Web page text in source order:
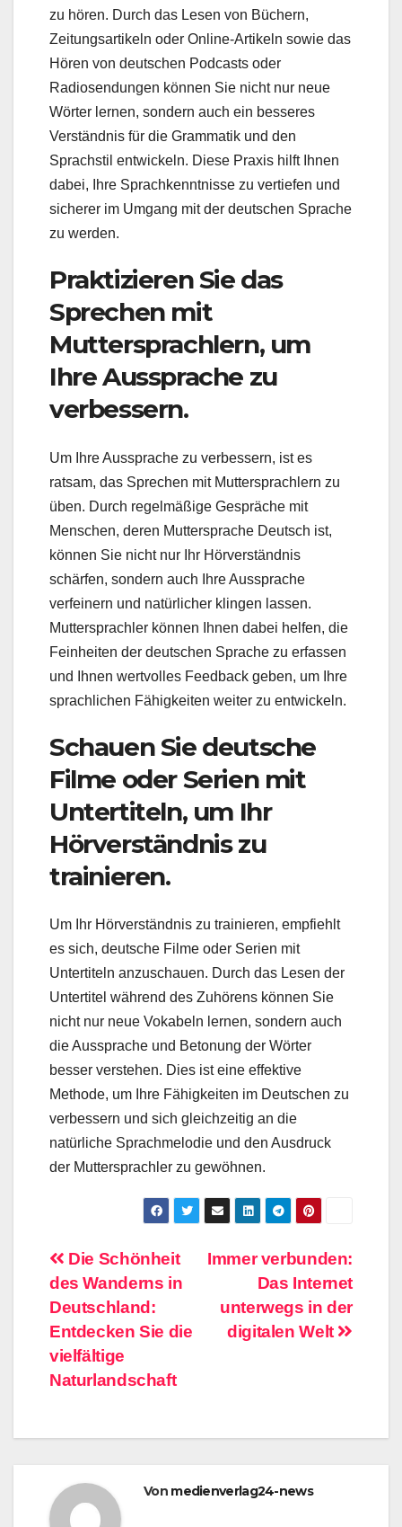
zu hören. Durch das Lesen von Büchern,
Zeitungsartikeln oder Online-Artikeln sowie das
Hören von deutschen Podcasts oder
Radiosendungen können Sie nicht nur neue
Wörter lernen, sondern auch ein besseres
Verständnis für die Grammatik und den
Sprachstil entwickeln. Diese Praxis hilft Ihnen
dabei, Ihre Sprachkenntnisse zu vertiefen und
sicherer im Umgang mit der deutschen Sprache
zu werden.
Praktizieren Sie das
Sprechen mit
Muttersprachlern, um
Ihre Aussprache zu
verbessern.
Um Ihre Aussprache zu verbessern, ist es
ratsam, das Sprechen mit Muttersprachlern zu
üben. Durch regelmäßige Gespräche mit
Menschen, deren Muttersprache Deutsch ist,
können Sie nicht nur Ihr Hörverständnis
schärfen, sondern auch Ihre Aussprache
verfeinern und natürlicher klingen lassen.
Muttersprachler können Ihnen dabei helfen, die
Feinheiten der deutschen Sprache zu erfassen
und Ihnen wertvolles Feedback geben, um Ihre
sprachlichen Fähigkeiten weiter zu entwickeln.
Schauen Sie deutsche
Filme oder Serien mit
Untertiteln, um Ihr
Hörverständnis zu
trainieren.
Um Ihr Hörverständnis zu trainieren, empfiehlt
es sich, deutsche Filme oder Serien mit
Untertiteln anzuschauen. Durch das Lesen der
Untertitel während des Zuhörens können Sie
nicht nur neue Vokabeln lernen, sondern auch
die Aussprache und Betonung der Wörter
besser verstehen. Dies ist eine effektive
Methode, um Ihre Fähigkeiten im Deutschen zu
verbessern und sich gleichzeitig an die
natürliche Sprachmelodie und den Ausdruck
der Muttersprachler zu gewöhnen.
Beitragsnavigation
Immer verbunden:
Das Internet
unterwegs in der
digitalen Welt
Die Schönheit
des Wanderns in
Deutschland:
Entdecken Sie die
vielfältige
Naturlandschaft
Von medienverlag24-news